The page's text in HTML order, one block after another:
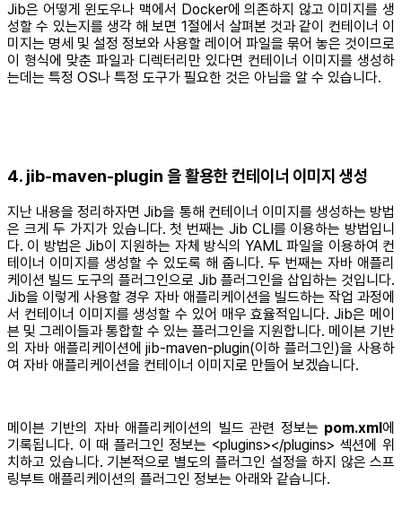
Jib은 어떻게 윈도우나 맥에서 Docker에 의존하지 않고 이미지를 생
성할 수 있는지를 생각 해 보면 1절에서 살펴본 것과 같이 컨테이너 이
미지는 명세 및 설정 정보와 사용할 레이어 파일을 묶어 놓은 것이므로
이 형식에 맞춘 파일과 디렉터리만 있다면 컨테이너 이미지를 생성하
는데는 특정 OS나 특정 도구가 필요한 것은 아님을 알 수 있습니다.
4. jib-maven-plugin 을 활용한 컨테이너 이미지 생성
지난 내용을 정리하자면 Jib을 통해 컨테이너 이미지를 생성하는 방법
은 크게 두 가지가 있습니다. 첫 번째는 Jib CLI를 이용하는 방법입니
다. 이 방법은 Jib이 지원하는 자체 방식의 YAML 파일을 이용하여 컨
테이너 이미지를 생성할 수 있도록 해 줍니다. 두 번째는 자바 애플리
케이션 빌드 도구의 플러그인으로 Jib 플러그인을 삽입하는 것입니다.
Jib을 이렇게 사용할 경우 자바 애플리케이션을 빌드하는 작업 과정에
서 컨테이너 이미지를 생성할 수 있어 매우 효율적입니다. Jib은 메이
븐 및 그레이들과 통합할 수 있는 플러그인을 지원합니다. 메이븐 기반
의 자바 애플리케이션에 jib-maven-plugin(이하 플러그인)을 사용하
여 자바 애플리케이션을 컨테이너 이미지로 만들어 보겠습니다.
메이븐 기반의 자바 애플리케이션의 빌드 관련 정보는 pom.xml에
기록됩니다. 이 때 플러그인 정보는 <plugins></plugins> 섹션에 위
치하고 있습니다. 기본적으로 별도의 플러그인 설정을 하지 않은 스프
링부트 애플리케이션의 플러그인 정보는 아래와 같습니다.